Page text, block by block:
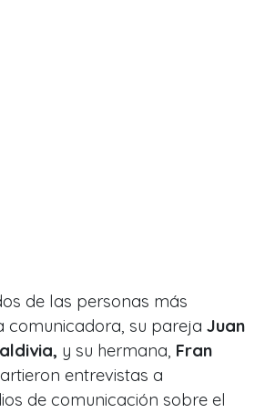
de las personas más
comunicadora, su pareja Juan
y su hermana, Fran
entrevistas a
de comunicación sobre el